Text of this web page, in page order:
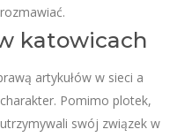
katowicach
artykułów w sieci a
Pomimo plotek,
swój związek w